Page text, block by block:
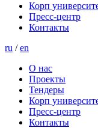
Корп
Пресс-центр
Контакты
ru / en
О нас
Проекты
Тендеры
Корп
Пресс-центр
Контакты